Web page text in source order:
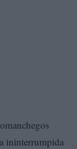
ininterrumpida